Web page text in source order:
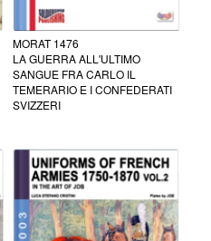
MORAT 1476
LA GUERRA ALL'ULTIMO
SANGUE FRA CARLO IL
TEMERARIO E I CONFEDERATI
SVIZZERI